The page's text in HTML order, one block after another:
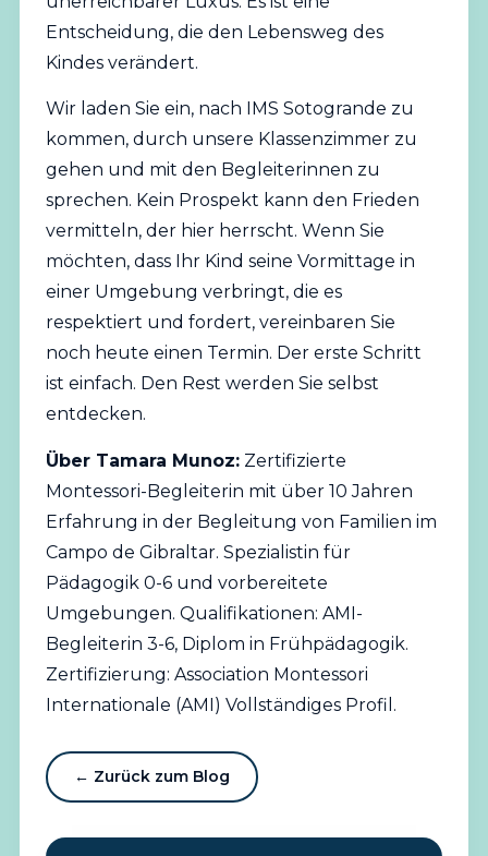
Entscheidung, die den Lebensweg des
Kindes verändert.
Wir laden Sie ein, nach IMS Sotogrande zu
kommen, durch unsere Klassenzimmer zu
gehen und mit den Begleiterinnen zu
sprechen. Kein Prospekt kann den Frieden
vermitteln, der hier herrscht. Wenn Sie
möchten, dass Ihr Kind seine Vormittage in
einer Umgebung verbringt, die es
respektiert und fordert, vereinbaren Sie
noch heute einen Termin. Der erste Schritt
ist einfach. Den Rest werden Sie selbst
entdecken.
Über Tamara Munoz:Zertifizierte
Montessori-Begleiterin mit über 10 Jahren
Erfahrung in der Begleitung von Familien im
Campo de Gibraltar. Spezialistin für
Pädagogik 0-6 und vorbereitete
Umgebungen. Qualifikationen: AMI-
Begleiterin 3-6, Diplom in Frühpädagogik.
Zertifizierung: Association Montessori
Internationale (AMI) Vollständiges Profil .
← Zurück zum Blog